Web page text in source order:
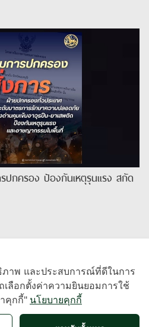
ปกครอง ป้องกันเหตุรุนแรง สกัด
ภาพ และประสบการณ์ที่ดีในการ
ลือกตั้งค่าความยินยอมการใช้
คุกกี้" นโยบายคุกกี้